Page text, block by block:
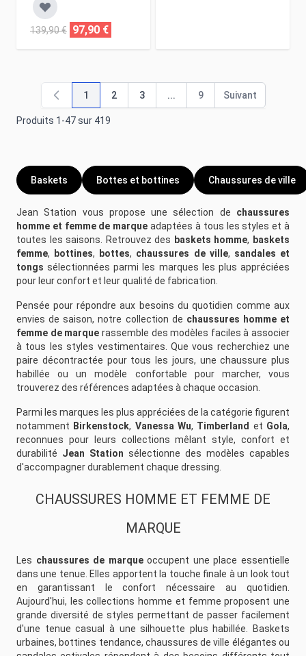
139,90 € 97,90 €
Produits 1 -47sur 419
Vous lisez actuellement la page
1
Page
2
Page
3 ...
Page
9
Page
Suivant
Baskets Bottes et bottines Chaussures de ville
Jean Station vous propose une sélection de chaussures
homme et femme de marque adaptées à tous les styles et à
toutes les saisons. Retrouvez des baskets homme, baskets
femme, bottines, bottes, chaussures de ville, sandales et
tongs sélectionnées parmi les marques les plus appréciées
pour leur confort et leur qualité de fabrication.
Pensée pour répondre aux besoins du quotidien comme aux
envies de saison, notre collection de chaussures homme et
femme de marque rassemble des modèles faciles à associer
à tous les styles vestimentaires. Que vous recherchiez une
paire décontractée pour tous les jours, une chaussure plus
habillée ou un modèle confortable pour marcher, vous
trouverez des références adaptées à chaque occasion.
Parmi les marques les plus appréciées de la catégorie figurent
notamment Birkenstock, Vanessa Wu, Timberland et Gola,
reconnues pour leurs collections mêlant style, confort et
durabilité Jean Station sélectionne des modèles capables
d'accompagner durablement chaque dressing.
CHAUSSURES HOMME ET FEMME DE
MARQUE
Les chaussures de marqueoccupent une place essentielle
dans une tenue. Elles apportent la touche finale à un look tout
en garantissant le confort nécessaire au quotidien.
Aujourd'hui, les collections homme et femme proposent une
grande diversité de styles permettant de passer facilement
d'une tenue casual à une silhouette plus habillée. Baskets
urbaines, bottines tendance, chaussures de ville élégantes ou